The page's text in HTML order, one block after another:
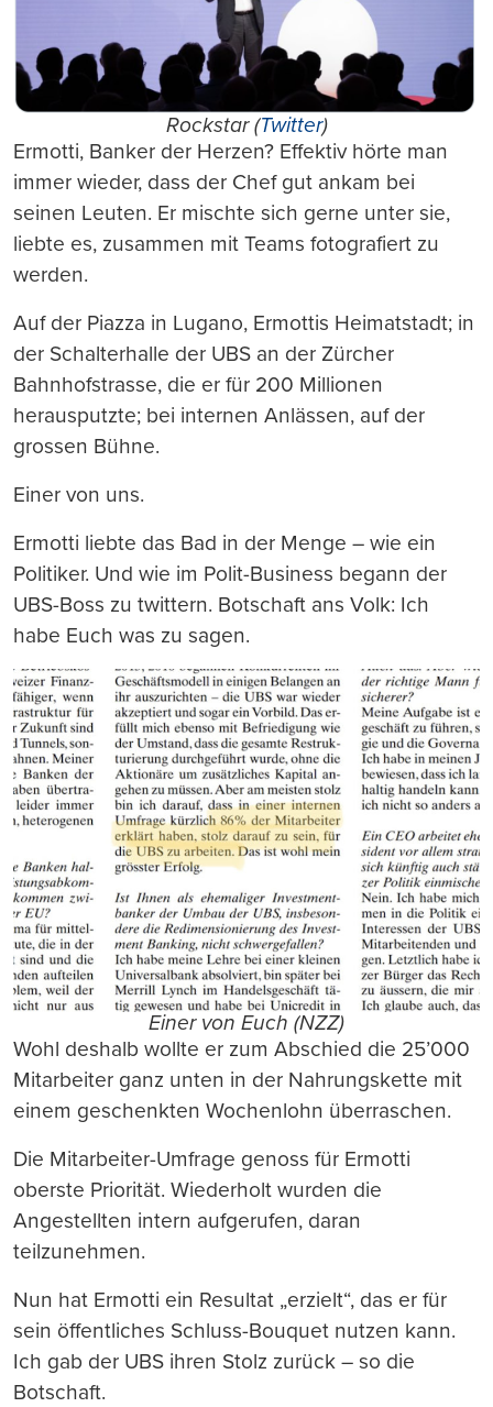
Rockstar (Twitter)
Ermotti, Banker der Herzen? Effektiv hörte man
immer wieder, dass der Chef gut ankam bei
seinen Leuten. Er mischte sich gerne unter sie,
liebte es, zusammen mit Teams fotografiert zu
werden.
Auf der Piazza in Lugano, Ermottis Heimatstadt; in
der Schalterhalle der UBS an der Zürcher
Bahnhofstrasse, die er für 200 Millionen
herausputzte; bei internen Anlässen, auf der
grossen Bühne.
Einer von uns.
Ermotti liebte das Bad in der Menge – wie ein
Politiker. Und wie im Polit-Business begann der
UBS-Boss zu twittern. Botschaft ans Volk: Ich
habe Euch was zu sagen.
Einer von Euch (NZZ)
Wohl deshalb wollte er zum Abschied die 25’000
Mitarbeiter ganz unten in der Nahrungskette mit
einem geschenkten Wochenlohn überraschen.
Die Mitarbeiter-Umfrage genoss für Ermotti
oberste Priorität. Wiederholt wurden die
Angestellten intern aufgerufen, daran
teilzunehmen.
Nun hat Ermotti ein Resultat „erzielt“, das er für
sein öffentliches Schluss-Bouquet nutzen kann.
Ich gab der UBS ihren Stolz zurück – so die
Botschaft.